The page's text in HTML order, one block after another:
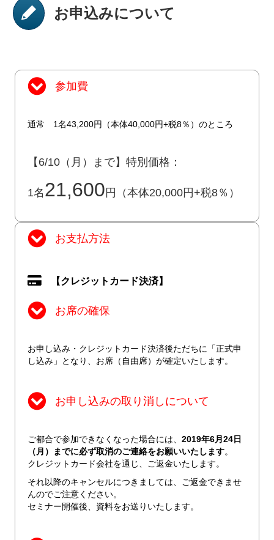
お申込みについて
参加費
通常 1名43,200円（本体40,000円+税8％）のところ
【6/10（月）まで】特別価格：
1名 21,600 円（本体20,000円+税8％）
お支払方法
【クレジットカード決済】
お席の確保
お申し込み・クレジットカード決済後ただちに「正式申
し込み」となり、お席（自由席）が確定いたします。
お申し込みの取り消しについて
ご都合で参加できなくなった場合には、 2019年6月24日
（月）までに必ず取消のご連絡をお願いいたします。
クレジットカード会社を通じ、ご返金いたします。
それ以降のキャンセルにつきましては、ご返金できませ
んのでご注意ください。
セミナー開催後、資料をお送りいたします。